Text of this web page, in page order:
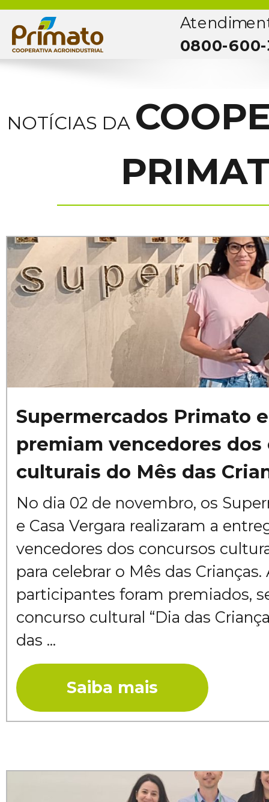
0800-600-
NOTÍCIAS DA
Supermercados Primato
premiam vencedores dos
culturais do Mês das
No dia 02 de novembro, os
e Casa Vergara realizaram a
vencedores dos concursos
para celebrar o Mês das
participantes foram premiados,
concurso cultural “Dia das
das ...
Saiba mais